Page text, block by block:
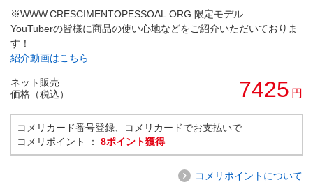
※WWW.CRESCIMENTOPESSOAL.ORG 限定モデル
YouTuberの皆様に商品の使い心地などをご紹介いただいておりま
す！
紹介動画はこちら
ネット販売
価格（税込）
7425 円
コメリカード番号登録、コメリカードでお支払いで
コメリポイント ： 8ポイント獲得
コメリポイントについて